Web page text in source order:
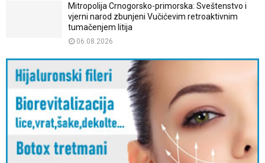
Mitropolija Crnogorsko-primorska: Sveštenstvo i
vjerni narod zbunjeni Vučićevim retroaktivnim
tumačenjem litija
06.08.2026